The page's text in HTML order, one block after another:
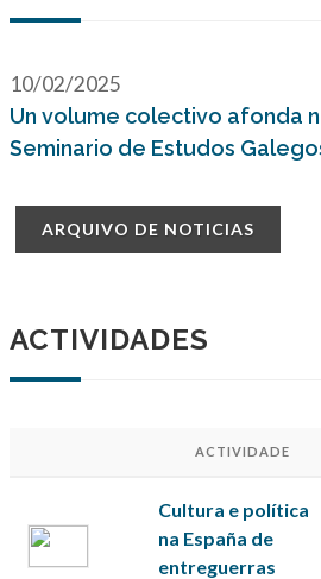
10/02/2025
Un volume colectivo afonda
Seminario de Estudos
ARQUIVO DE NOTICIAS
ACTIVIDADES
ACTIVIDADE
Cultura e política
na España de
entreguerras